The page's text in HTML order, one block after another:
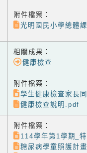
附件檔案：
光明國民小學總體
相關成果：
健康檢查
附件檔案：
學生健康檢查家長
健康檢查說明.pdf
附件檔案：
114學年第1學期_
糖尿病學童照護計